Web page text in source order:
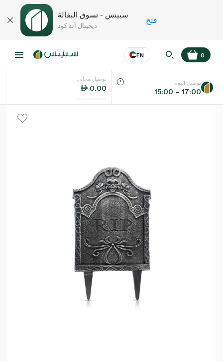
سبينس - تسوق البقالة
ديجيتال آند كود
فتح
EN
اللغة عر
0
توصيل مجاني
0.00
توصيل اليوم
15:00 – 17:00